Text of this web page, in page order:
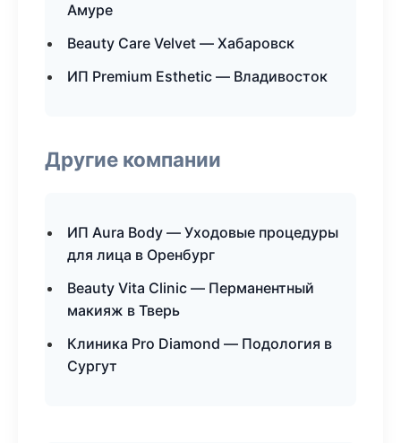
Амуре
Beauty Care Velvet — Хабаровск
ИП Premium Esthetic — Владивосток
Другие компании
ИП Aura Body — Уходовые процедуры
для лица в Оренбург
Beauty Vita Clinic — Перманентный
макияж в Тверь
Клиника Pro Diamond — Подология в
Сургут